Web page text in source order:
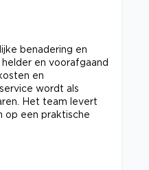
benadering en
en voorafgaand
en
wordt als
Het team levert
op een praktische